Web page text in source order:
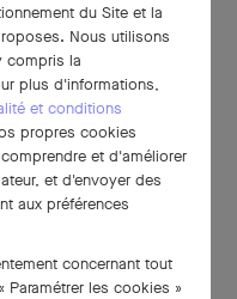
du Site et la
Nous utilisons
compris la
plus d'informations,
et conditions
propres cookies
et d'améliorer
et d'envoyer des
aux préférences
concernant tout
les cookies »